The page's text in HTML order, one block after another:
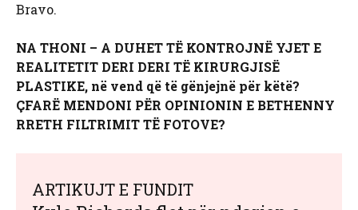
Bravo.
NA THONI – A DUHET TË KONTROJNË YJET E
REALITETIT DERI DERI TË KIRURGJISË
PLASTIKE, në vend që të gënjejnë për këtë?
ÇFARË MENDONI PËR OPINIONIN E BETHENNY
RRETH FILTRIMIT TË FOTOVE?
ARTIKUJT E FUNDIT